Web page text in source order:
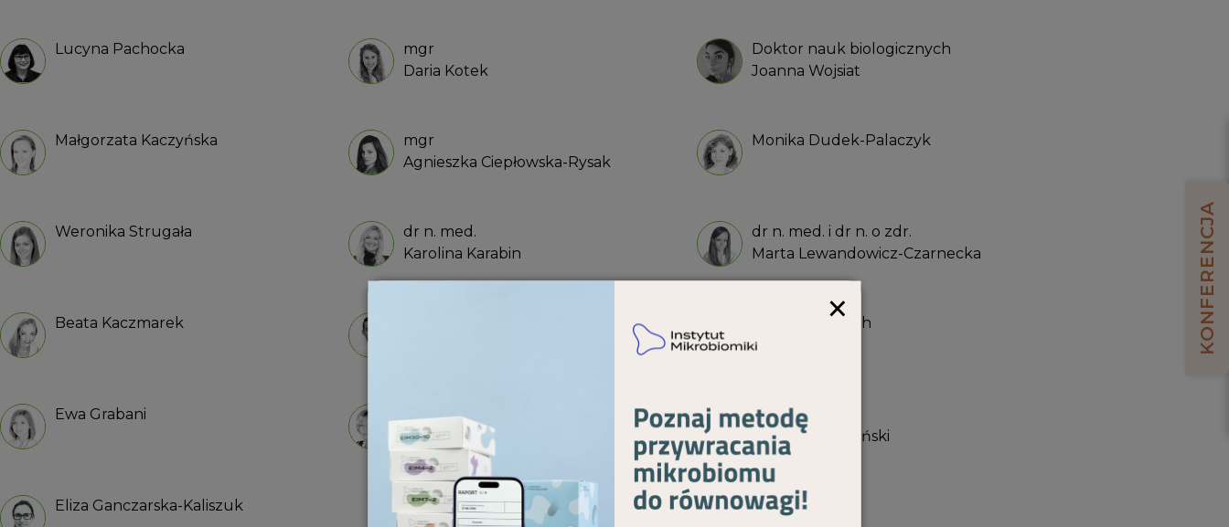
Lucyna Pachocka
mgr
Daria Kotek
Doktor nauk biologicznych
Joanna Wojsiat
Małgorzata Kaczyńska
mgr
Agnieszka Ciepłowska-Rysak
Monika Dudek-Palaczyk
Weronika Strugała
dr n. med.
Karolina Karabin
dr n. med. i dr n. o zdr.
Marta Lewandowicz-Czarnecka
Beata Kaczmarek Adrianna Frelich
Ewa Grabani Anna Wojtasik
dr n. med
Bartosz Kulczyński
Eliza Ganczarska-Kaliszuk
KONFERENCJA
×